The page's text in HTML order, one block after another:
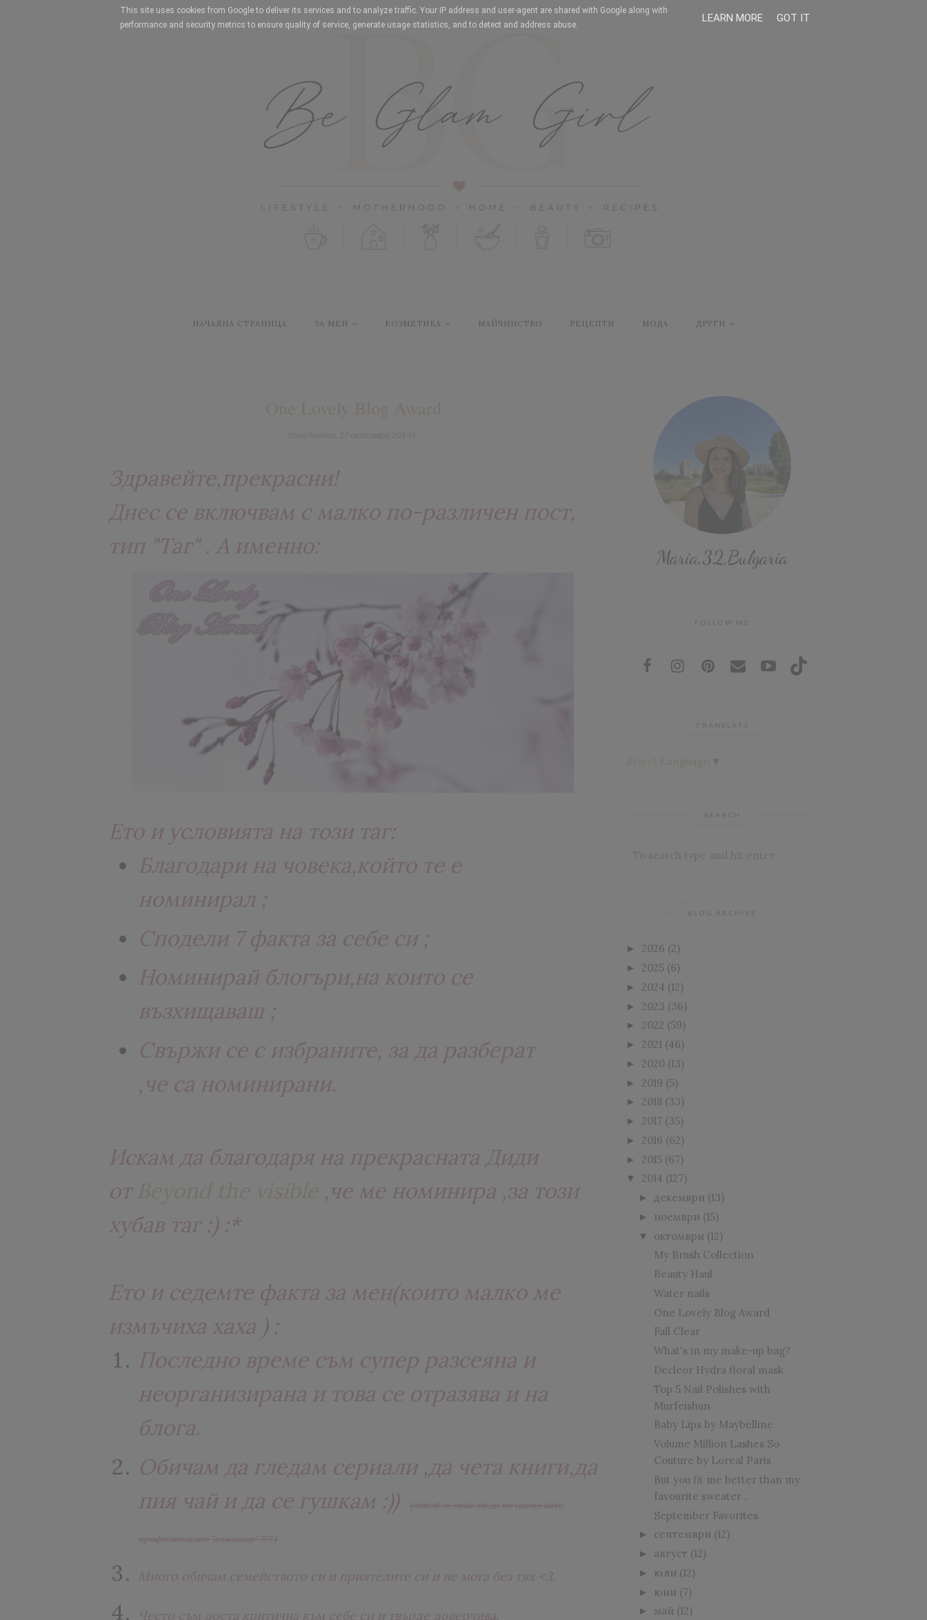
НАЧАЛНА СТРАНИЦА ЗА МЕН КОЗМЕТИКА МАЙЧИНСТВО РЕЦЕПТИ МОДА ДРУГИ
Здравейте,прекрасни!
Днес се включвам с малко по-различен пост,
тип "Таг" . А именно:
Ето и условията на този таг:
Благодари на човека,който те е
номинирал ;
Сподели 7 факта за себе си ;
Номинирай блогъри,на които се
възхищаваш ;
Свържи се с избраните, за да разберат
,че са номинирани.
Искам да благодаря на прекрасната Диди
от
,че ме номинира ,за този
хубав таг :) :*
Ето и седемте факта за мен(които малко ме
измъчиха хаха ) :
Последно време съм супер разсеяна и
неорганизирана и това се отразява и на
блога.
Обичам да гледам сериали ,да чета книги,да
пия чай и да се гушкам :))
(някой не иска ли да ме наеме като
професионален "домошар" ?!?! )
Много обичам семейството си и приятелите си и не мога без тях <3.
Често съм доста критична към себе си и твърде доверчива.
Maria,32,Bulgaria
► 2026 (2)
► 2025 (6)
► 2024 (12)
► 2023 (36)
► 2022 (59)
► 2021 (46)
► 2020 (13)
► 2019 (5)
► 2018 (33)
► 2017 (35)
► 2016 (62)
► 2015 (67)
▼ 2014 (127)
► декември (13)
► ноември (15)
▼ октомври (12)
My Brush Collection
Beauty Haul
Water nails
One Lovely Blog Award
Fall Clear
What's in my make-up bag?
Decleor Hydra floral mask
Top 5 Nail Polishes with
Murfeishun
Baby Lips by Maybelline
Volume Million Lashes So
Couture by Loreal Paris
But you fit me better than my
favourite sweater ..
September Favorites
► септември (12)
► август (12)
► юли (12)
► юни (7)
► май (12)
This site uses cookies from Google to deliver its services and to analyze traffic. Your IP address and user-agent are shared with Google along with
performance and security metrics to ensure quality of service, generate usage statistics, and to detect and address abuse.
LEARN MORE GOT IT